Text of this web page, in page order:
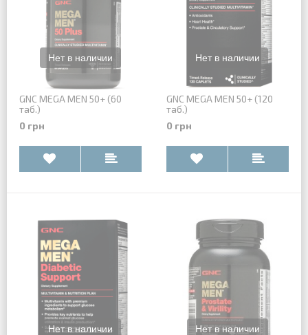
GNC MEGA MEN 50+ (60
таб.)
0 грн
GNC MEGA MEN 50+ (120
таб.)
0 грн